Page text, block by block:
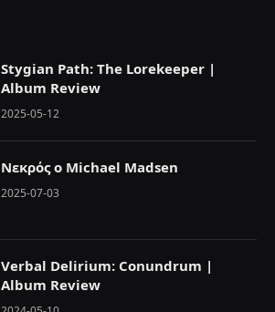
Stygian Path: The Lorekeeper |
Album Review
2025-05-12
Νεκρός ο Michael Madsen
2025-07-03
Verbal Delirium: Conundrum |
Album Review